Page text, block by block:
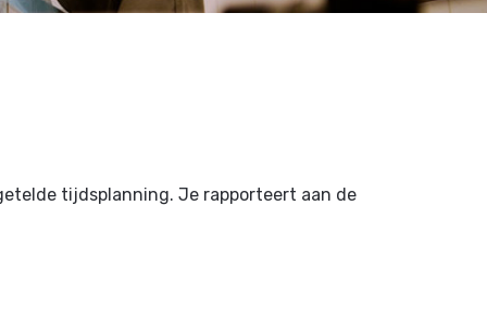
tijdsplanning. Je rapporteert aan de